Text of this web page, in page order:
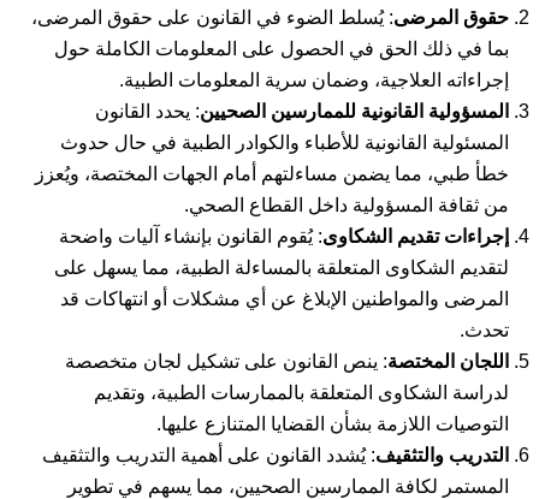
حقوق المرضى: يُسلط الضوء في القانون على حقوق المرضى،
بما في ذلك الحق في الحصول على المعلومات الكاملة حول
إجراءاته العلاجية، وضمان سرية المعلومات الطبية.
المسؤولية القانونية للممارسين الصحيين: يحدد القانون
المسئولية القانونية للأطباء والكوادر الطبية في حال حدوث
خطأ طبي، مما يضمن مساءلتهم أمام الجهات المختصة، ويُعزز
من ثقافة المسؤولية داخل القطاع الصحي.
إجراءات تقديم الشكاوى: يُقوم القانون بإنشاء آليات واضحة
لتقديم الشكاوى المتعلقة بالمساءلة الطبية، مما يسهل على
المرضى والمواطنين الإبلاغ عن أي مشكلات أو انتهاكات قد
تحدث.
اللجان المختصة: ينص القانون على تشكيل لجان متخصصة
لدراسة الشكاوى المتعلقة بالممارسات الطبية، وتقديم
التوصيات اللازمة بشأن القضايا المتنازع عليها.
التدريب والتثقيف: يُشدد القانون على أهمية التدريب والتثقيف
المستمر لكافة الممارسين الصحيين، مما يسهم في تطوير